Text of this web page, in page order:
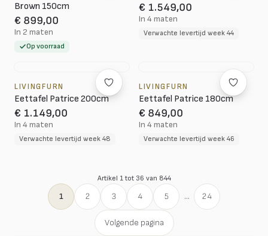
Brown 150cm
€ 899,00
In 2 maten
Op voorraad
€ 1.549,00
In 4 maten
Verwachte levertijd week 44
LIVINGFURN
Eettafel Patrice 200cm
€ 1.149,00
In 4 maten
Verwachte levertijd week 48
LIVINGFURN
Eettafel Patrice 180cm
€ 849,00
In 4 maten
Verwachte levertijd week 46
Artikel 1 tot 36 van 844
1 2 3 4 5 ... 24
Volgende pagina